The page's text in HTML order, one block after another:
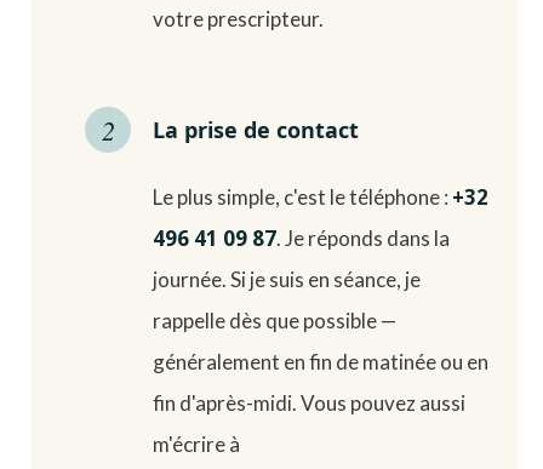
votre prescripteur.
La prise de contact
Le plus simple, c'est le téléphone : +32
496 41 09 87. Je réponds dans la
journée. Si je suis en séance, je
rappelle dès que possible —
généralement en fin de matinée ou en
fin d'après-midi. Vous pouvez aussi
m'écrire à